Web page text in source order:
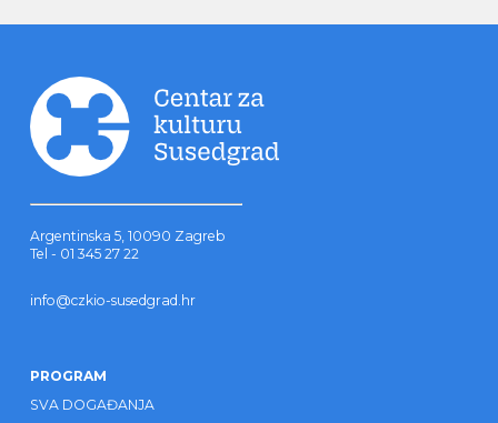
Argentinska 5, 10090 Zagreb
Tel - 01 345 27 22
info@czkio-susedgrad.hr
PROGRAM
SVA DOGAĐANJA